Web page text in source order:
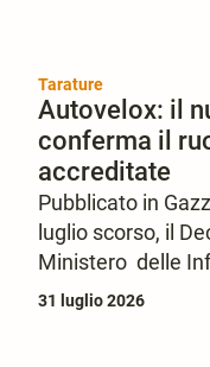
Tarature
Autovelox: il
conferma il
accreditate
Pubblicato in
luglio scorso, il
Ministero delle
(MIT) definisce la
31 luglio 2026